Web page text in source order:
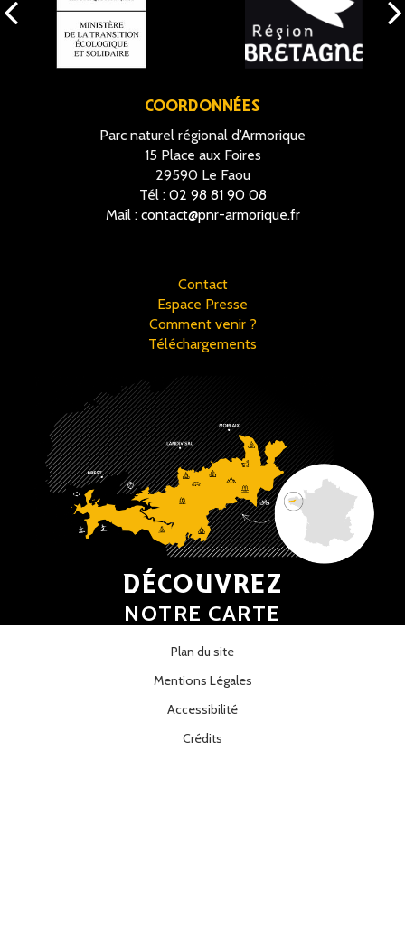
COORDONNÉES
Parc naturel régional d’Armorique
15 Place aux Foires
29590 Le Faou
Tél : 02 98 81 90 08
Mail : contact@pnr-armorique.fr
Contact
Espace Presse
Comment venir ?
Téléchargements
DÉCOUVREZ
NOTRE CARTE
Plan du site
Mentions Légales
Accessibilité
Crédits